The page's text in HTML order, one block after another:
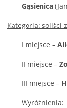
Gąsienica
Kategoria: soliści
I miejsce –
II miejsce –
III miejsce –
Wyróżnienia: